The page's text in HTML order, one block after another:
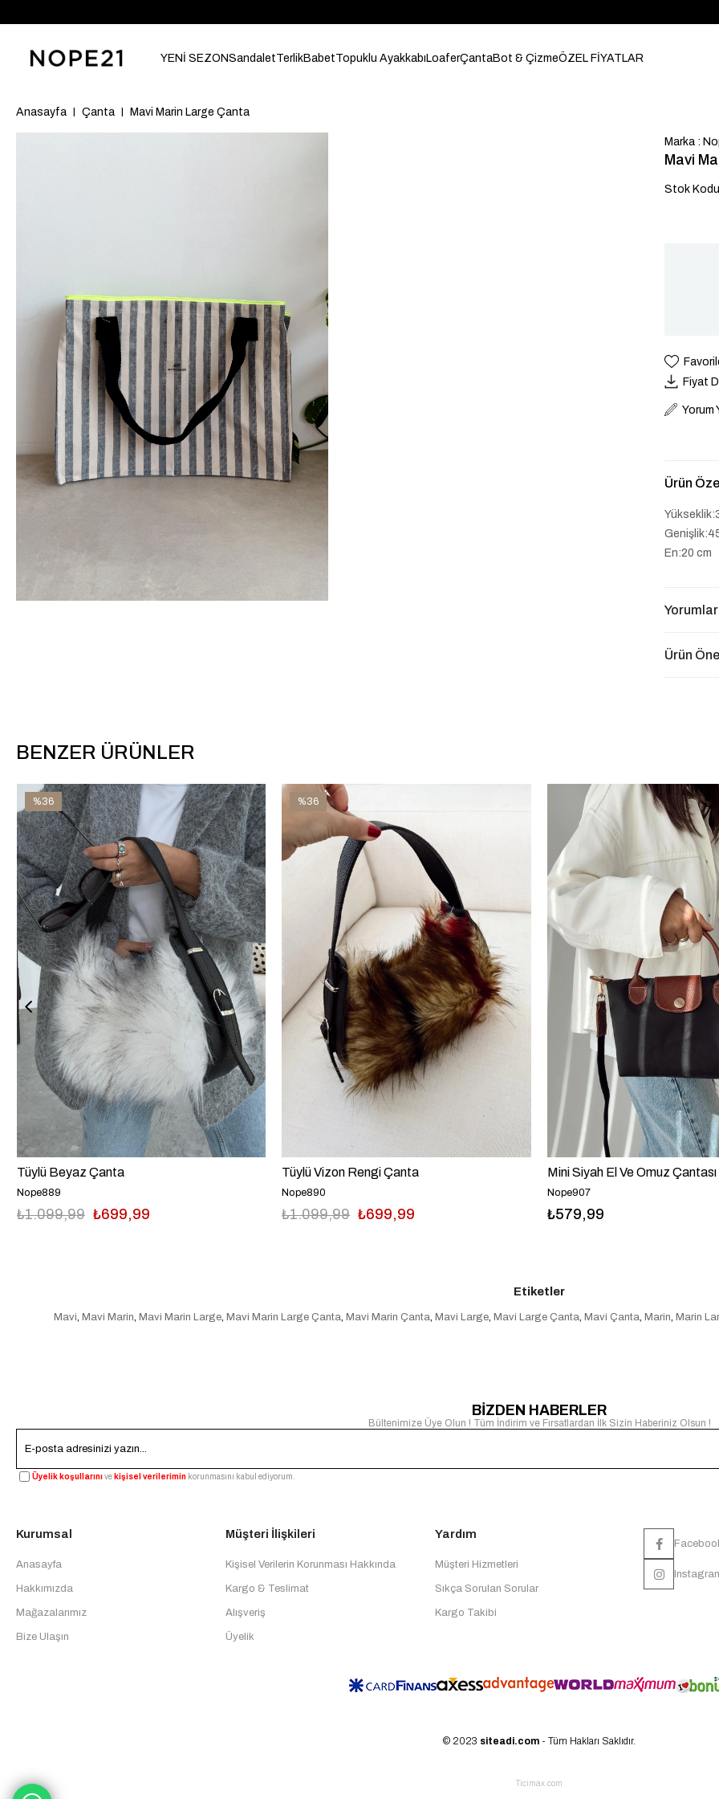
YENİ SEZONSandaletTerlikBabetTopuklu Ayakkabı LoaferÇantaBot & ÇizmeÖZEL FİYATLAR
Anasayfa Çanta Mavi Marin Large Çanta
Marka :
Mavi
Stok
Fiyat
Yorum
Ürün
En:20 cm
Yorumlar
Ürün
BENZER ÜRÜNLER
Tüylü Beyaz Çanta
Nope889
₺699,99
₺1.099,99
%36
Tüylü Vizon Rengi Çanta
Nope890
₺699,99
₺1.099,99
%36
Mini Siyah El Ve Omuz Çantası
Nope907
₺579,99
Etiketler
Mavi, Mavi Marin, Mavi Marin Large, Mavi Marin Large Çanta, Mavi Marin Çanta, Mavi Large, Mavi Large Çanta, Mavi Çanta, Marin, Marin
BİZDEN HABERLER
Bültenimize Üye Olun ! Tüm İndirim ve Fırsatlardan İlk Sizin Haberiniz Olsun !
Üyelik koşullarınıve kişisel verilerimin korunmasını kabul ediyorum.
Kurumsal
Anasayfa
Hakkımızda
Mağazalarımız
Bize Ulaşın
Müşteri İlişkileri
Kişisel Verilerin Korunması Hakkında
Kargo & Teslimat
Alışveriş
Üyelik
Yardım
Müşteri Hizmetleri
Sıkça Sorulan Sorular
Kargo Takibi
© 2023 siteadi.com - Tüm Hakları Saklıdır.
Ticimax.com